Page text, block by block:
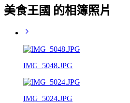
美食王國 的相簿照片
IMG_5048.JPG
IMG_5024.JPG